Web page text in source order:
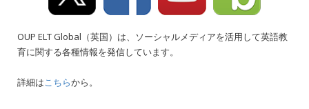
OUP ELT Global（英国）は、ソーシャルメディアを活用して英語教
育に関する各種情報を発信しています。
詳細は こちらから。